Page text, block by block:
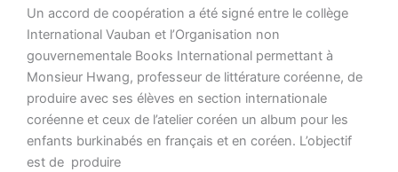
Un accord de coopération a été signé entre le collège
International Vauban et l’Organisation non
gouvernementale Books International permettant à
Monsieur Hwang, professeur de littérature coréenne, de
produire avec ses élèves en section internationale
coréenne et ceux de l’atelier coréen un album pour les
enfants burkinabés en français et en coréen. L’objectif
est de produire